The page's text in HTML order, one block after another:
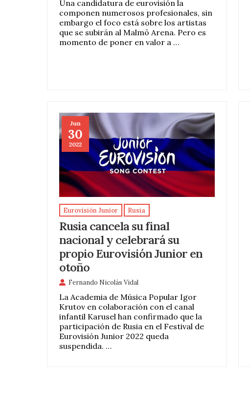
Una candidatura de eurovisión la
componen numerosos profesionales, sin
embargo el foco está sobre los artistas
que se subirán al Malmö Arena. Pero es
momento de poner en valor a …
Jun
30
2022
Eurovisión Junior Rusia
Rusia cancela su final
nacional y celebrará su
propio Eurovisión Junior en
otoño
Fernando Nicolás Vidal
La Academia de Música Popular Igor
Krutov en colaboración con el canal
infantil Karusel han confirmado que la
participación de Rusia en el Festival de
Eurovisión Junior 2022 queda
suspendida. …